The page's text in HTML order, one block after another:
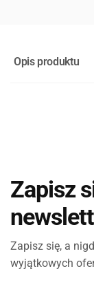
Opis produktu
Zapisz
Zapisz się, a
wyjątkowych